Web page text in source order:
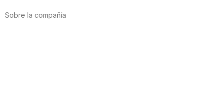
Sobre la compañía